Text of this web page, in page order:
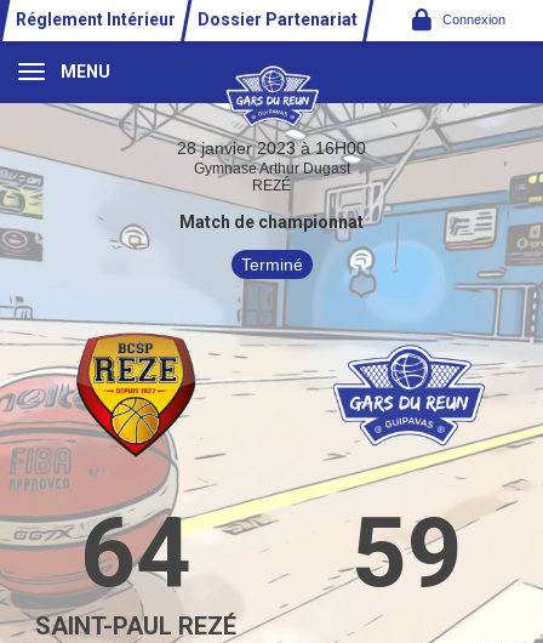
Réglement Intérieur Dossier Partenariat Connexion
MENU
28 janvier 2023 à 16H00
Gymnase Arthur Dugast
REZÉ
Match de championnat
Terminé
64 59
SAINT-PAUL REZÉ
Panneau de gestion des cookies